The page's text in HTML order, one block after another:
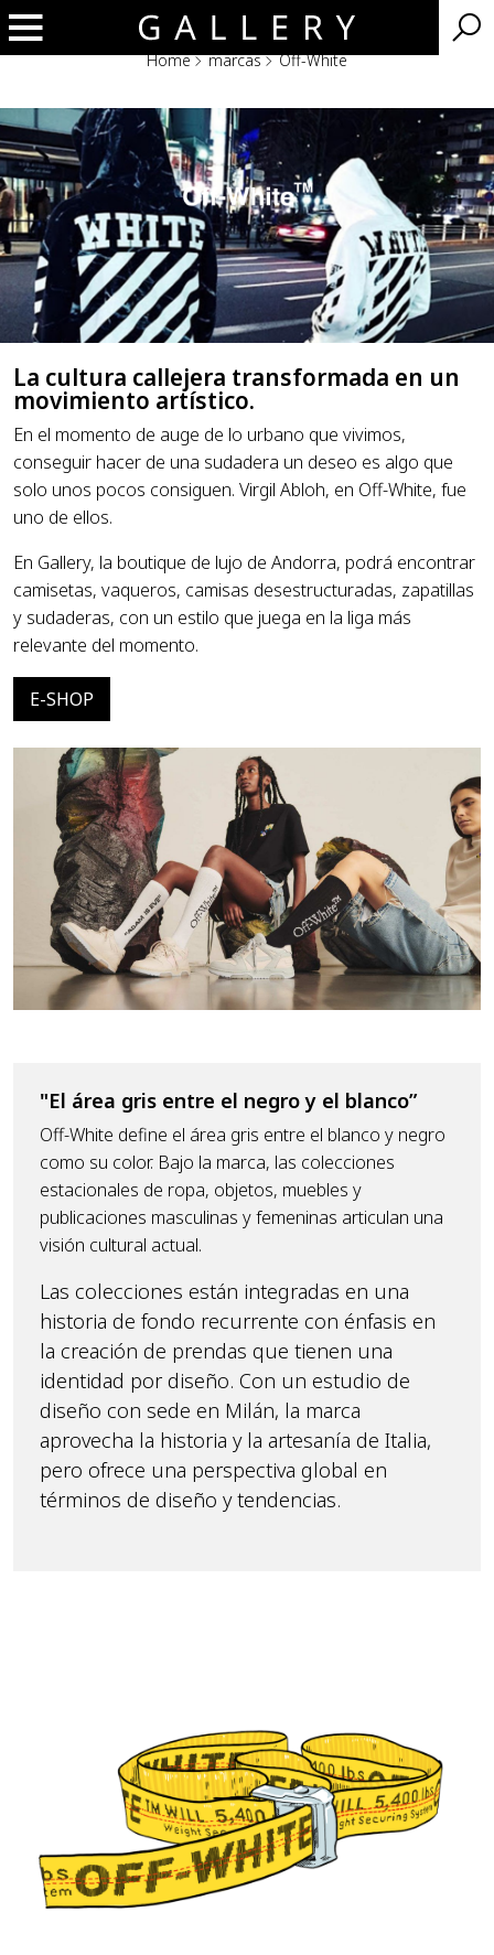
Home marcas Off-White
Off-White
La cultura callejera transformada en un
movimiento artístico.
En el momento de auge de lo urbano que vivimos,
conseguir hacer de una sudadera un deseo es algo que
solo unos pocos consiguen. Virgil Abloh, en Off-White, fue
uno de ellos.
En Gallery, la boutique de lujo de Andorra, podrá encontrar
camisetas, vaqueros, camisas desestructuradas, zapatillas
y sudaderas, con un estilo que juega en la liga más
relevante del momento.
E-SHOP
"El área gris entre el negro y el blanco”
Off-White define el área gris entre el blanco y negro
como su color. Bajo la marca, las colecciones
estacionales de ropa, objetos, muebles y
publicaciones masculinas y femeninas articulan una
visión cultural actual.
Las colecciones están integradas en una
historia de fondo recurrente con énfasis en
la creación de prendas que tienen una
identidad por diseño. Con un estudio de
diseño con sede en Milán, la marca
aprovecha la historia y la artesanía de Italia,
pero ofrece una perspectiva global en
términos de diseño y tendencias.